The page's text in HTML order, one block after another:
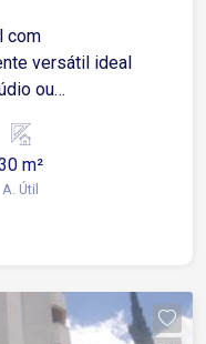
com
ou
e fácil
necessidade do
o acesso
m²
A. Útil